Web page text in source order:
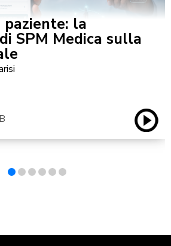
la
SPM Medica sulla